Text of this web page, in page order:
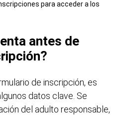
para acceder a los
antes de
de inscripción, es
datos clave. Se
del adulto responsable,